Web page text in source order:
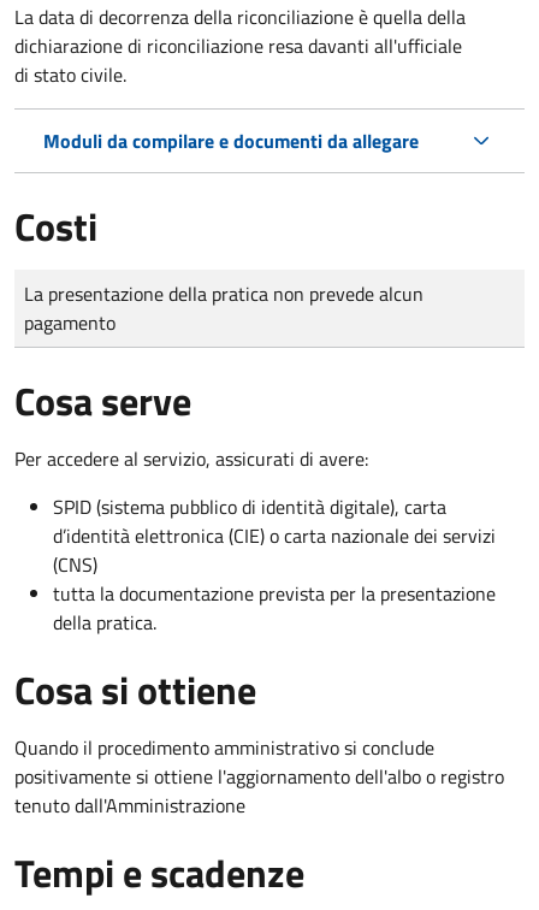
La data di decorrenza della riconciliazione è quella della
dichiarazione di riconciliazione resa davanti all'ufficiale
di stato civile.
Moduli da compilare e documenti da allegare
Costi
Tipo di pagamento
Importo
La presentazione della pratica non prevede alcun
pagamento
Cosa serve
Per accedere al servizio, assicurati di avere:
SPID (sistema pubblico di identità digitale), carta
d’identità elettronica (CIE) o carta nazionale dei servizi
(CNS)
tutta la documentazione prevista per la presentazione
della pratica.
Cosa si ottiene
Quando il procedimento amministrativo si conclude
positivamente si ottiene l'aggiornamento dell'albo o registro
tenuto dall'Amministrazione
Tempi e scadenze